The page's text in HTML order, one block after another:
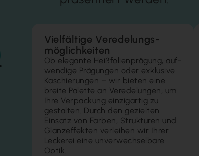
Vielfältige Veredelungs­
möglichkeiten
Ob elegante Heißfolien­prägung, auf­
wendige Prägun­gen oder ex­klusive
Kaschierungen – wir bieten eine
breite Palette an Ver­ede­lun­gen, um
Ihre Ver­packung einzig­artig zu
gestalten. Durch den gezielten
Einsatz von Farben, Strukturen und
Glanz­effekten verleihen wir Ihrer
Leckerei eine unverwechsel­bare
Optik.